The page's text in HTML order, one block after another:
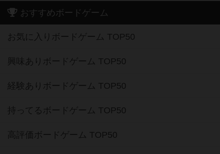
おすすめボードゲーム
お気に入りボードゲーム TOP50
興味ありボードゲーム TOP50
経験ありボードゲーム TOP50
持ってるボードゲーム TOP50
高評価ボードゲーム TOP50